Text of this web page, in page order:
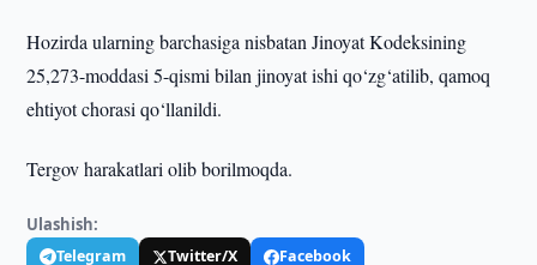
Hozirda ularning barchasiga nisbatan Jinoyat Kodeksining
25,273-moddasi 5-qismi bilan jinoyat ishi qo‘zg‘atilib, qamoq
ehtiyot chorasi qo‘llanildi.
Tergov harakatlari olib borilmoqda.
Ulashish:
Telegram Twitter/X
Facebook